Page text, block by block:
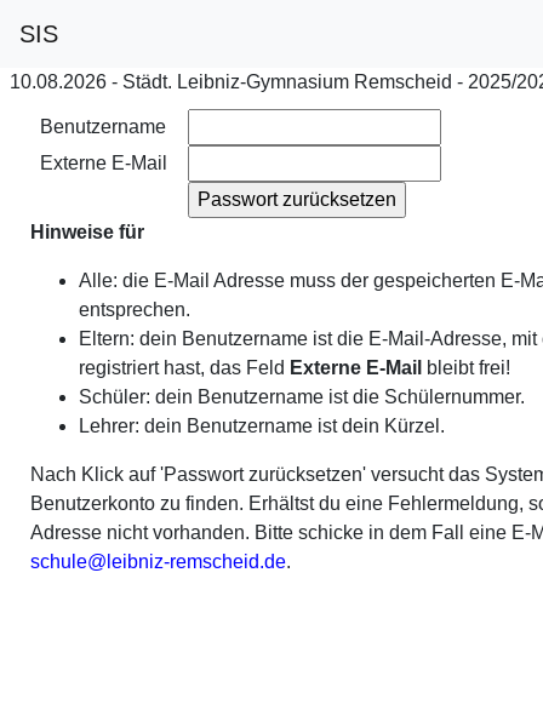
SIS
10.08.2026 - Städt. Leibniz-Gymnasium Remscheid - 2025/
Benutzername
Externe E-Mail
Hinweise für
Alle: die E-Mail Adresse muss der gespeicherten E-
entsprechen.
Eltern: dein Benutzername ist die E-Mail-Adresse, mit
registriert hast, das Feld Externe E-Mail bleibt frei!
Schüler: dein Benutzername ist die Schülernummer.
Lehrer: dein Benutzername ist dein Kürzel.
Nach Klick auf 'Passwort zurücksetzen' versucht das
Benutzerkonto zu finden. Erhältst du eine Fehlermeldung,
Adresse nicht vorhanden. Bitte schicke in dem Fall eine E-
schule@leibniz-remscheid.de.